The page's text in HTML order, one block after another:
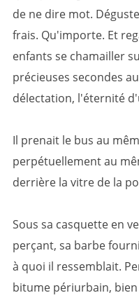
de ne dire mot.
frais. Qu'importe. Et
enfants se chamailler
précieuses secondes
délectation, l'éternité
Il prenait le bus au
perpétuellement au
derrière la vitre de la
Sous sa casquette en
perçant, sa barbe
à quoi il ressemblait.
bitume périurbain,